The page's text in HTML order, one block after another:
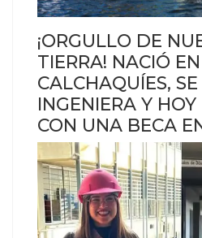
¡ORGULLO DE
TIERRA! NACIÓ
CALCHAQUÍES,
INGENIERA Y
CON UNA BECA